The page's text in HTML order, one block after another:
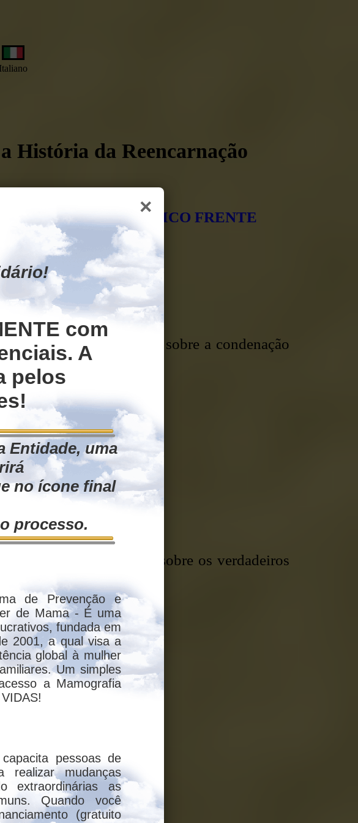
Italiano
História da Reencarnação
PELO SITE CATÓLICO FRENTE
VIOTTI
um comentário sobre a condenação
(Papa Virgílio).
idôneos e respeitáveis, sobre os verdadeiros
×
com
A
pelos
Entidade, uma
no ícone final
processo.
de Prevenção e
de Mama - É uma
fundada em
2001, a qual visa a
global à mulher
Um simples
a Mamografia
pessoas de
mudanças
extraordinárias as
Quando você
(gratuito